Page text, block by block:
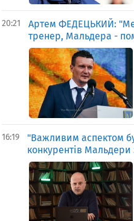
20:21
Артем ФЕДЕЦЬКИЙ:
тренер, Мальдера -
16:19
"Важливим аспектом
конкурентів Мальдери